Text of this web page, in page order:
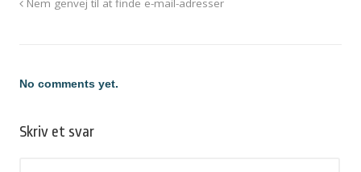
Nem genvej til at finde e-mail-adresser
No comments yet.
Skriv et svar